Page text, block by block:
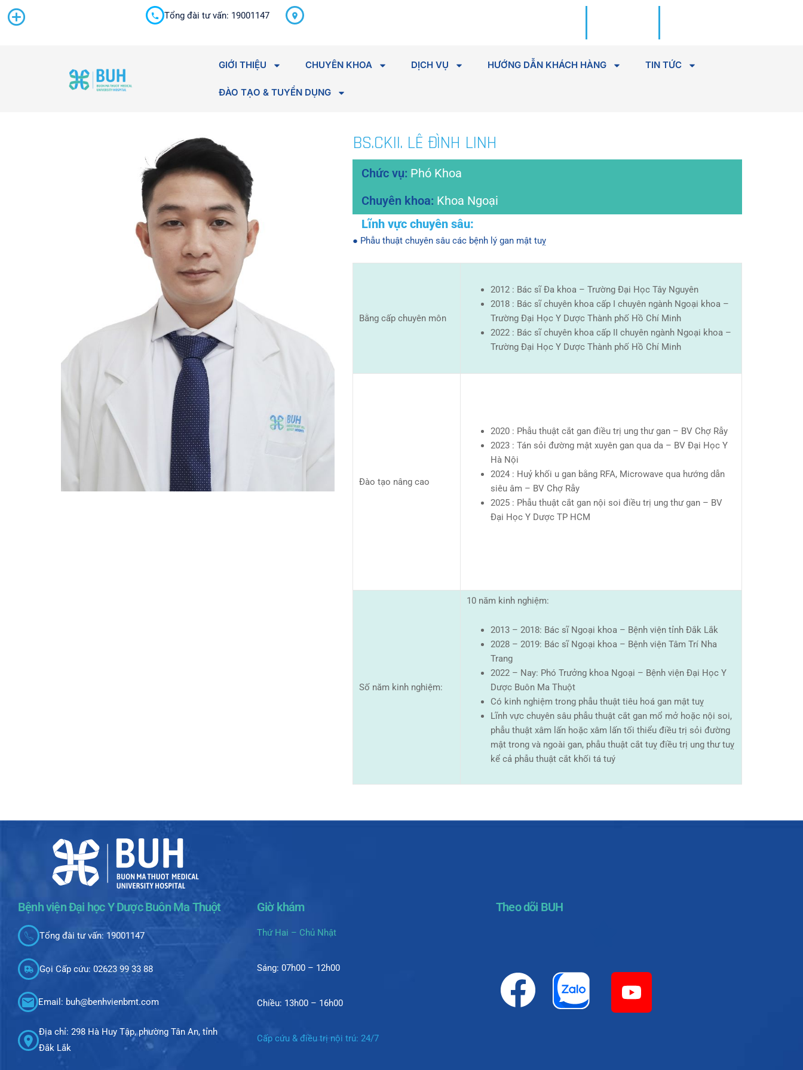
Tổng đài tư vấn: 19001147
298 Hà Huy Tập, P. Tân An,
GIỚI THIỆU CHUYÊN KHOA DỊCH VỤ HƯỚNG DẪN KHÁCH HÀNG TIN TỨC
ĐÀO TẠO & TUYỂN DỤNG
BS.CKII. LÊ ĐÌNH LINH
Phó Khoa
Khoa Ngoại
● Phẫu thuật chuyên sâu các bệnh lý gan mật tuỵ
Bằng cấp chuyên môn
2012 : Bác sĩ Đa khoa – Trường Đại Học Tây Nguyên
2018 : Bác sĩ chuyên khoa cấp I chuyên ngành Ngoại khoa –
Trường Đại Học Y Dược Thành phố Hồ Chí Minh
2022 : Bác sĩ chuyên khoa cấp II chuyên ngành Ngoại khoa –
Trường Đại Học Y Dược Thành phố Hồ Chí Minh
Đào tạo nâng cao
2020 : Phẫu thuật cắt gan điều trị ung thư gan – BV Chợ Rẫy
2023 : Tán sỏi đường mật xuyên gan qua da – BV Đại Học Y
Hà Nội
2024 : Huỷ khối u gan bằng RFA, Microwave qua hướng dẫn
siêu âm – BV Chợ Rẫy
2025 : Phẫu thuật cắt gan nội soi điều trị ung thư gan – BV
Đại Học Y Dược TP HCM
Số năm kinh nghiệm:
10 năm kinh nghiệm:
2013 – 2018: Bác sĩ Ngoại khoa – Bệnh viện tỉnh Đắk Lắk
2028 – 2019: Bác sĩ Ngoại khoa – Bệnh viện Tâm Trí Nha
Trang
2022 – Nay: Phó Trưởng khoa Ngoại – Bệnh viện Đại Học Y
Dược Buôn Ma Thuột
Có kinh nghiệm trong phẫu thuật tiêu hoá gan mật tuỵ
Lĩnh vực chuyên sâu phẫu thuật cắt gan mổ mở hoặc nội soi,
phẫu thuật xâm lấn hoặc xâm lấn tối thiểu điều trị sỏi đường
mật trong và ngoài gan, phẫu thuật cắt tuỵ điều trị ung thư tuỵ
kể cả phẫu thuật cắt khối tá tuý
Bệnh viện Đại học Y Dược Buôn Ma Thuột
Tổng đài tư vấn: 19001147
Gọi Cấp cứu: 02623 99 33 88
Email: buh@benhvienbmt.com
Địa chỉ: 298 Hà Huy Tập, phường Tân An, tỉnh
Đắk Lắk
Giờ khám
Thứ Hai – Chủ Nhật
Sáng: 07h00 – 12h00
Chiều: 13h00 – 16h00
Cấp cứu & điều trị nội trú: 24/7
Theo dõi BUH